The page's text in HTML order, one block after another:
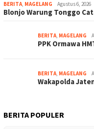
BERITA, MAGELANG Agustus 6, 2026
Blonjo Warung Tonggo
BERITA, MAGELANG
PPK Ormawa
BERITA, MAGELANG
Wakapolda
BERITA POPULER